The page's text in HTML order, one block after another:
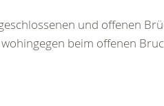
und offenen
beim offenen